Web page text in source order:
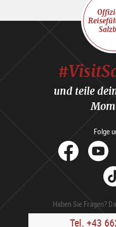
und teile
Folge
Haben Sie Fragen?
Tel. +43